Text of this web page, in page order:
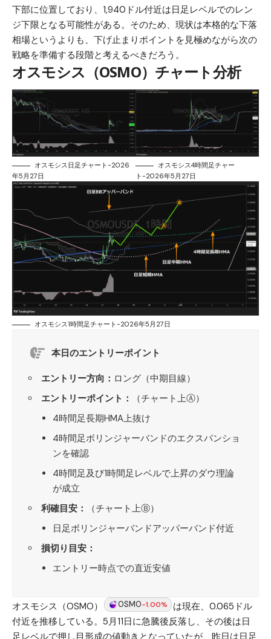
下部に位置しており、1,940ドル付近は日足レベルでのレン
ジ下限となる可能性がある。そのため、現状は本格的な下落
相場というよりも、下げ止まりポイントを見極めながら次の
戦略を準備する段階と考えるべきだろう。
オスモシス（OSMO）チャート分析
オスモシス日足チャート-2026
年5月27日
オスモシス4時間足チャー
ト-2026年5月27日
オスモシス1時間足チャート-2026年5月27日
本日のエントリーポイント
エントリー方向： ロング（中期目線）
エントリーポイント：
（チャート上Ⓐ）
4時間足長期HMA上抜け
4時間足ボリンジャーバンドのエクスパンショ
ンを確認
4時間足及び1時間足レベルで上昇のダウ理論
が成立
利確目安：
（チャート上Ⓑ）
日足ボリンジャーバンドアッパーバンド付近
損切り目安：
エントリー時点での直近安値
オスモシス（OSMO） OSMO-1.00%
は現在、0.065ドル
付近を推移している。5月11日に急騰後反落し、その後は日
足レベルで押し目形成の値動きとなっていたが、昨日は日足